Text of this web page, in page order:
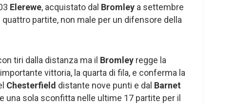
Elerewe, acquistato dal Bromley a settembre
quattro partite, non male per un difensore della
tiri dalla distanza ma il Bromley regge la
vittoria, la quarta di fila, e conferma la
Chesterfield distante nove punti e dal Barnet
una sola sconfitta nelle ultime 17 partite per il